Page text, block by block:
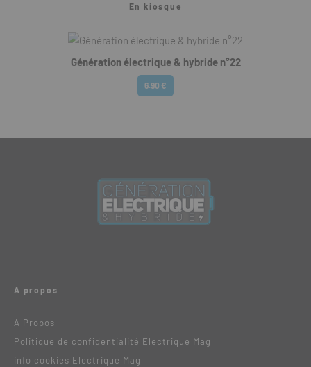
En kiosque
Génération électrique & hybride n°22
6.90 €
A propos
A Propos
Politique de confidentialité Electrique Mag
info cookies Electrique Mag